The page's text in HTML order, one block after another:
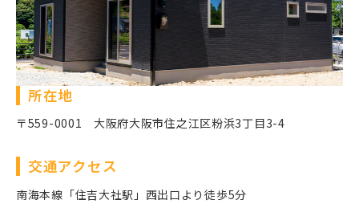
所在地
〒559-0001 大阪府大阪市住之江区粉浜3丁目3-4
交通アクセス
南海本線「住吉大社駅」西出口より徒歩5分